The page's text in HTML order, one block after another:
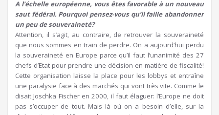
A l’échelle européenne, vous êtes favorable à un nouveau
saut fédéral. Pourquoi pensez-vous qu’il faille abandonner
un peu de souveraineté?
Attention, il s’agit, au contraire, de retrouver la souveraineté
que nous sommes en train de perdre. On a aujourd’hui perdu
la souveraineté en Europe parce qu’il faut l’unanimité des 27
chefs d’Etat pour prendre une décision en matière de fiscalité!
Cette organisation laisse la place pour les lobbys et entraîne
une paralysie face à des marchés qui vont très vite. Comme le
disait Joschka Fischer en 2000, il faut élaguer: l’Europe ne doit
pas s’occuper de tout. Mais là où on a besoin d’elle, sur la